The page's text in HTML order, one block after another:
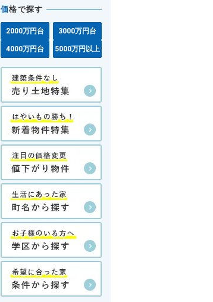
価格で探す
2000万円台 3000万円台
4000万円台 5000万円以上